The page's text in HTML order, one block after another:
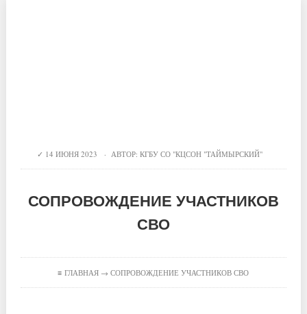
14 ИЮНЯ 2023 · АВТОР: КГБУ СО "КЦСОН "ТАЙМЫРСКИЙ"
СОПРОВОЖДЕНИЕ УЧАСТНИКОВ
СВО
≡ГЛАВНАЯ → СОПРОВОЖДЕНИЕ УЧАСТНИКОВ СВО